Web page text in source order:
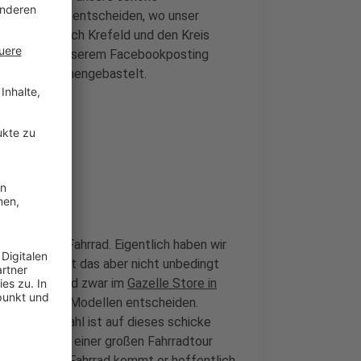
Ihr konntet entscheiden, wo unser
Weg durch Krefeld und den Kreis
ihr unter unserem Facebookposting
zusammengebastelt.
ein gutes Fahrrad. Eigentlich haben wir
Strecken ist das aber nicht unbedingt
Profis! Und zwar im Gazelle Store in
Modellen entscheiden.
Seine Wahl ist auf dieses schicke
dran. Bei einer großen Fahrradtour